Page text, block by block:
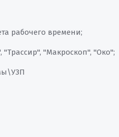
рабочего времени;
"Макроскоп", "Око";